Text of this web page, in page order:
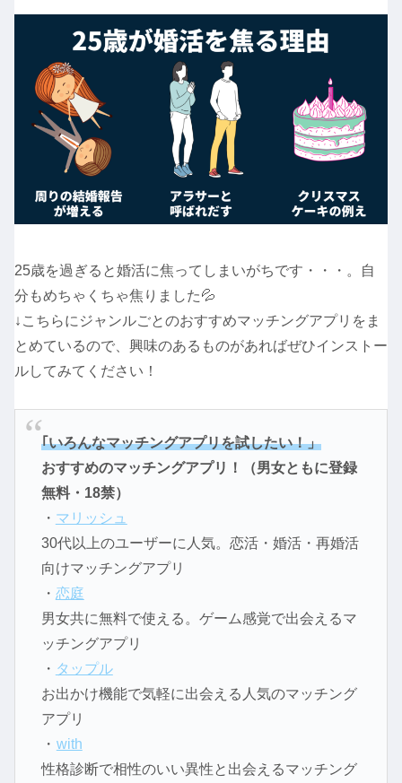
25歳を過ぎると婚活に焦ってしまいがちです・・・。自
分もめちゃくちゃ焦りました💦
↓こちらにジャンルごとのおすすめマッチングアプリをま
とめているので、興味のあるものがあればぜひインストー
ルしてみてください！
｢いろんなマッチングアプリを試したい！」
おすすめのマッチングアプリ！（男女ともに登録
無料・18禁）
・ マリッシュ
30代以上のユーザーに人気。恋活・婚活・再婚活
向けマッチングアプリ
・ 恋庭
男女共に無料で使える。ゲーム感覚で出会えるマ
ッチングアプリ
・ タップル
お出かけ機能で気軽に出会える人気のマッチング
アプリ
・ with
性格診断で相性のいい異性と出会えるマッチング